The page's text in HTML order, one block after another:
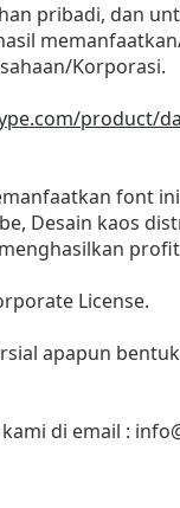
pribadi, dan
Korporasi.
product/
font
Desain kaos
License.
apapun
di email :